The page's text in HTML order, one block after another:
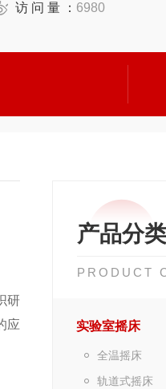
访 问 量 ： 6980
产品分类
PRODUCT
实验室摇床
全温摇床
轨道式摇床
研
应